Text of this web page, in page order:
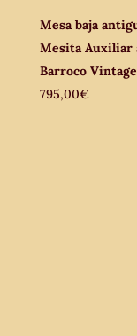
Mesa baja
Mesita Auxiliar
Barroco
795,00€